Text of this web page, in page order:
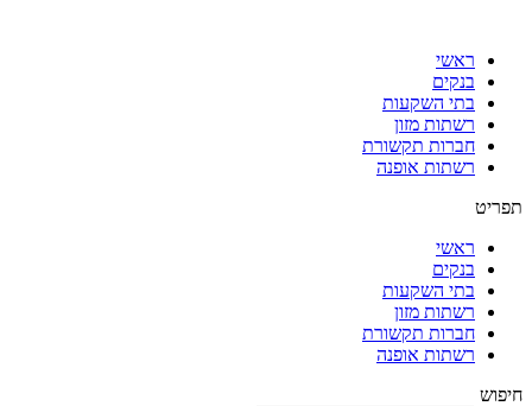
ראשי
בנקים
בתי השקעות
רשתות מזון
חברות תקשורת
רשתות אופנה
תפריט
ראשי
בנקים
בתי השקעות
רשתות מזון
חברות תקשורת
רשתות אופנה
חיפוש